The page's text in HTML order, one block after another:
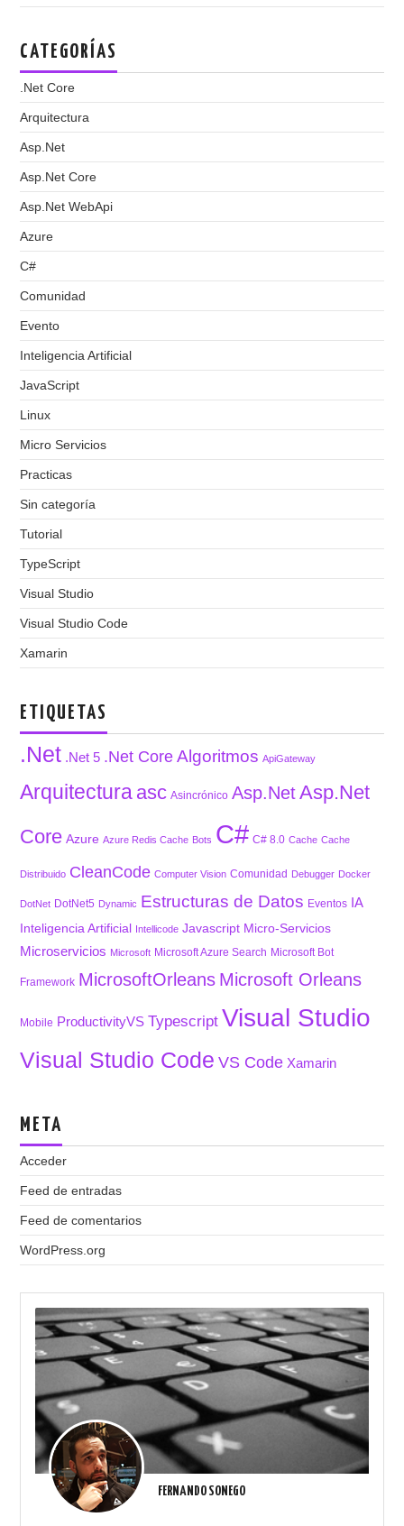
CATEGORÍAS
.Net Core
Arquitectura
Asp.Net
Asp.Net Core
Asp.Net WebApi
Azure
C#
Comunidad
Evento
Inteligencia Artificial
JavaScript
Linux
Micro Servicios
Practicas
Sin categoría
Tutorial
TypeScript
Visual Studio
Visual Studio Code
Xamarin
ETIQUETAS
.Net .Net 5 .Net Core Algoritmos ApiGateway
Arquitectura asc Asincrónico Asp.Net Asp.Net
Core Azure Azure Redis Cache Bots C# C# 8.0 Cache Cache
Distribuido CleanCode Computer Vision Comunidad Debugger Docker
DotNet DotNet5 Dynamic Estructuras de Datos Eventos IA
Inteligencia Artificial Intellicode Javascript Micro-Servicios
Microservicios Microsoft Microsoft Azure Search Microsoft Bot
Framework MicrosoftOrleans Microsoft Orleans
Mobile ProductivityVS Typescript Visual Studio
Visual Studio Code VS Code Xamarin
META
Acceder
Feed de entradas
Feed de comentarios
WordPress.org
FERNANDO SONEGO